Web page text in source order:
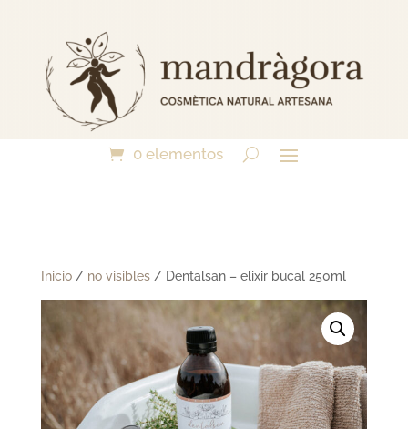
0 elementos
Inicio/ no visibles/ Dentalsan – elixir bucal 250ml